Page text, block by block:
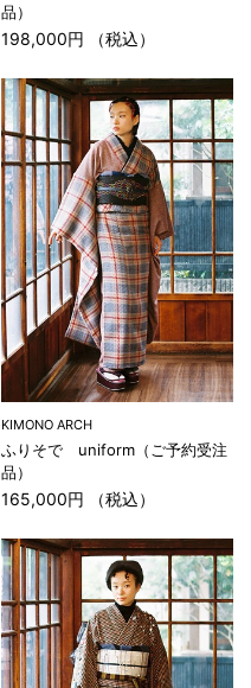
品）
198,000円 （税込）
KIMONO ARCH
ふりそで uniform（ご予約受注
品）
165,000円 （税込）